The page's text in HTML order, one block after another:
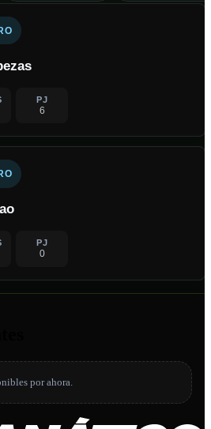
PJ
6
PJ
0
por ahora.